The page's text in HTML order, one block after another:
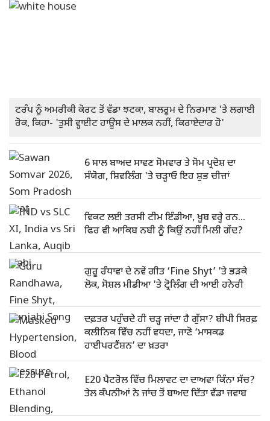
ਟਰੰਪ ਨੂੰ ਅਮਰੀਕੀ ਕੋਰਟ ਤੋਂ ਵੱਡਾ ਝਟਕਾ, ਬਾਲਰੂਮ ਦੇ ਨਿਰਮਾਣ 'ਤੇ ਲਗਾਈ
ਰੋਕ, ਕਿਹਾ- 'ਤੁਸੀ ਵ੍ਹਾਈਟ ਹਾਊਸ ਦੇ ਮਾਲਕ ਨਹੀਂ, ਕਿਰਾਏਦਾਰ ਹੋ'
6 ਸਾਲ ਬਾਅਦ ਸਾਵਣ ਸੋਮਵਾਰ ਤੇ ਸੋਮ ਪ੍ਰਦੋਸ਼ ਦਾ
ਸੰਯੋਗ, ਸ਼ਿਵਲਿੰਗ 'ਤੇ ਚੜ੍ਹਾਓ ਇਹ ਸ਼ੁਭ ਚੀਜ਼ਾਂ
ਵਿਕਟ ਲਈ ਤਰਸੀ ਟੀਮ ਇੰਡੀਆ, ਖੂਬ ਵਰ੍ਹੇ ਰਨ…
ਫਿਰ ਵੀ ਆਕਿਬ ਨਬੀ ਨੂੰ ਕਿਉਂ ਨਹੀਂ ਮਿਲੀ ਗੇਂਦ?
ਗੁਰੂ ਰੰਧਾਵਾ ਦੇ ਨਵੇਂ ਗੀਤ ‘Fine Shyt’ 'ਤੇ ਭੜਕੇ
ਲੋਕ, ਸੋਸ਼ਲ ਮੀਡੀਆ 'ਤੇ ਟ੍ਰੋਲਿੰਗ ਦੀ ਆਈ ਹਨੇਰੀ
ਦਫ਼ਤਰ ਪਹੁੰਚਦੇ ਹੀ ਚੜ੍ਹ ਜਾਂਦਾ ਹੈ ਗੁੱਸਾ? ਬੀਪੀ ਸਿਰਫ਼
ਕਲੀਨਿਕ ਵਿੱਚ ਨਹੀਂ ਵਧਦਾ, ਜਾਣੋ ‘ਮਾਸਕਡ
ਹਾਈਪਰਟੈਂਸ਼ਨ’ ਦਾ ਖ਼ਤਰਾ
E20 ਪੈਟਰੋਲ ਵਿੱਚ ਮਿਲਾਵਟ ਦਾ ਦਾਅਵਾ ਕਿੰਨਾ ਸੱਚ?
ਤੇਲ ਕੰਪਨੀਆਂ ਨੇ ਜਾਂਚ ਤੋਂ ਬਾਅਦ ਦਿੱਤਾ ਵੱਡਾ ਜਵਾਬ